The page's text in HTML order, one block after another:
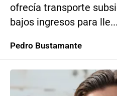
ofrecía transporte
bajos ingresos para lle...
Pedro Bustamante